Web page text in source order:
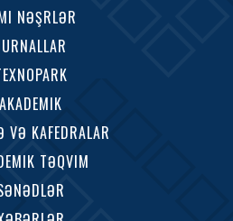
NƏŞRLƏR
AKADEMIK
VƏ KAFEDRALAR
TƏQVIM